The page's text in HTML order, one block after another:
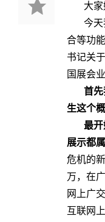
大
今
合等功
书记关
国展会
首
生这个
最
展示都
危机的
万，在
网上广
互联网